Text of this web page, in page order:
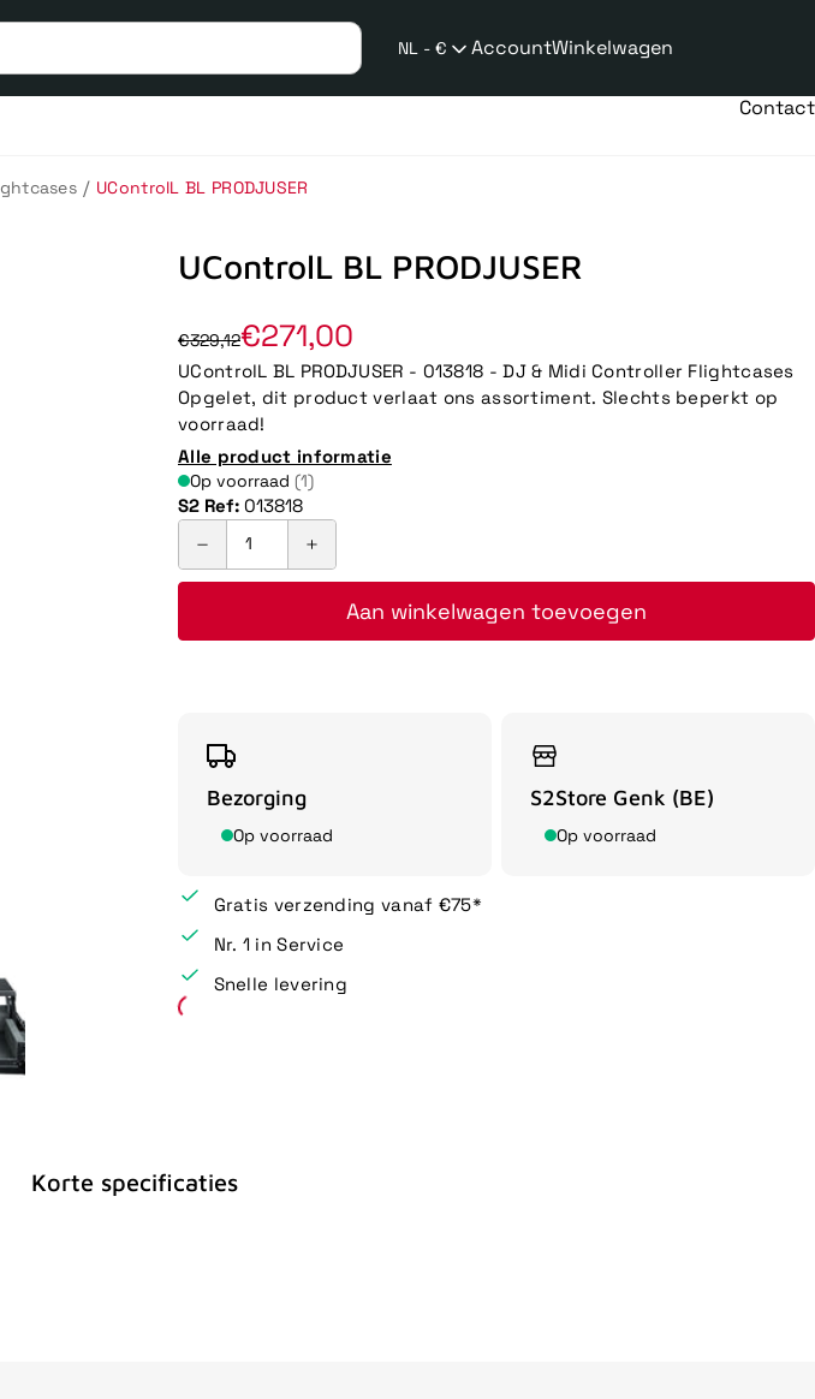
NL - €
taalwijziging
AccountWinkelwagen
Contact
/ UControlL BL PRODJUSER
UControlL BL PRODJUSER
€329,12€271,00
UControlL BL PRODJUSER - 013818 - DJ & Midi Controller Flightcases
Opgelet, dit product verlaat ons assortiment. Slechts beperkt op
voorraad!
Alle product informatie
Op voorraad (1)
S2 Ref: 013818
Aan winkelwagen toevoegen
Bezorging
Op voorraad
S2Store Genk (BE)
Op voorraad
Gratis verzending vanaf €75*
Nr. 1 in Service
Snelle levering
Korte specificaties